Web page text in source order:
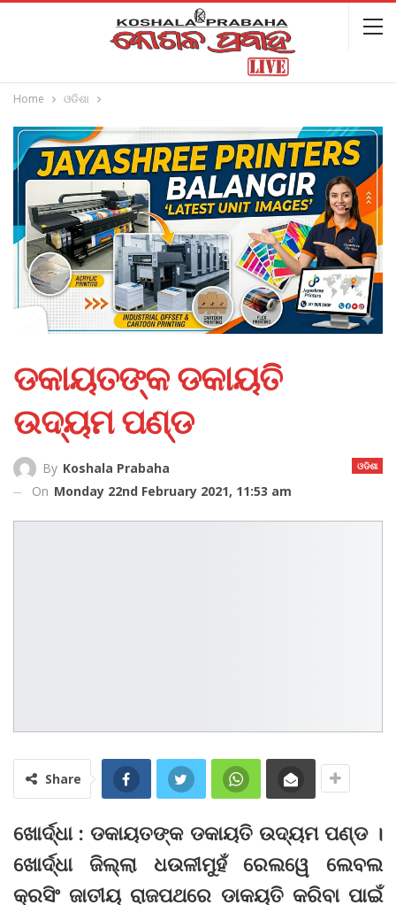
Home ଓଡିଶା
ଡକାୟତ‌ଙ୍କ ଡକାୟତି
ଉଦ୍ୟମ ପ‌ଣ୍ଡ
ଓଡିଶା
By Koshala Prabaha
On Monday 22nd February 2021, 11:53 am
Share
ଖୋର୍ଦ୍ଧା : ଡକାୟତ‌ଙ୍କ ଡକାୟତି ଉଦ୍ୟମ ପ‌ଣ୍ଡ ।
ଖୋର୍ଦ୍ଧା ଜିଲ୍ଲା ଧଉଳୀମୁହଁ ରେଲୱେ ଲେବଲ
କ୍ରସିଂ ଜାତୀୟ ରାଜପଥରେ ଡାକୟତି କରିବା ପାଇଁ